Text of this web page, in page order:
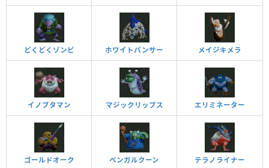
どくどくゾンビ ホワイトパンサー メイジキメラ
イノブタマン マジックリップス エリミネーター
ゴールドオーク ベンガルクーン テラノライナー